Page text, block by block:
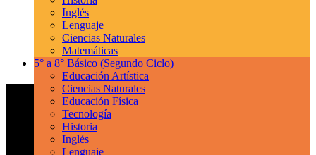
Inglés
Lenguaje
Ciencias Naturales
Matemáticas
5° a 8° Básico (Segundo Ciclo)
Educación Artística
Ciencias Naturales
Educación Física
Tecnología
Historia
Inglés
Lenguaje